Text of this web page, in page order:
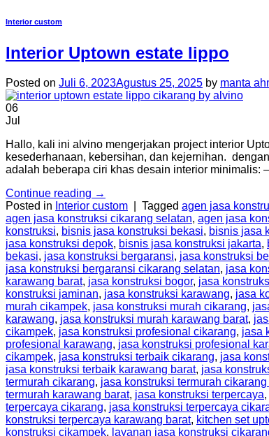
Interior custom
Interior Uptown estate lippo
Posted on Juli 6, 2023Agustus 25, 2025 by manta
06
Jul
Hallo, kali ini alvino mengerjakan project interior
kesederhanaan, kebersihan, dan kejernihan.
adalah beberapa ciri khas desain interior minimalis:
Continue reading →
Posted in Interior custom Tagged agen jasa
agen jasa konstruksi cikarang selatan, agen jasa
konstruksi, bisnis jasa konstruksi bekasi, bisnis jasa
jasa konstruksi depok, bisnis jasa konstruksi jakarta,
bekasi, jasa konstruksi bergaransi, jasa konstruksi
jasa konstruksi bergaransi cikarang selatan, jasa
karawang barat, jasa konstruksi bogor, jasa
konstruksi jaminan, jasa konstruksi karawang, jasa
murah cikampek, jasa konstruksi murah cikarang,
karawang, jasa konstruksi murah karawang barat,
cikampek, jasa konstruksi profesional cikarang, jasa
profesional karawang, jasa konstruksi profesional
cikampek, jasa konstruksi terbaik cikarang, jasa
jasa konstruksi terbaik karawang barat, jasa
termurah cikarang, jasa konstruksi termurah
termurah karawang barat, jasa konstruksi terpercaya,
terpercaya cikarang, jasa konstruksi terpercaya
konstruksi terpercaya karawang barat, kitchen set
konstruksi cikampek, layanan jasa konstruksi